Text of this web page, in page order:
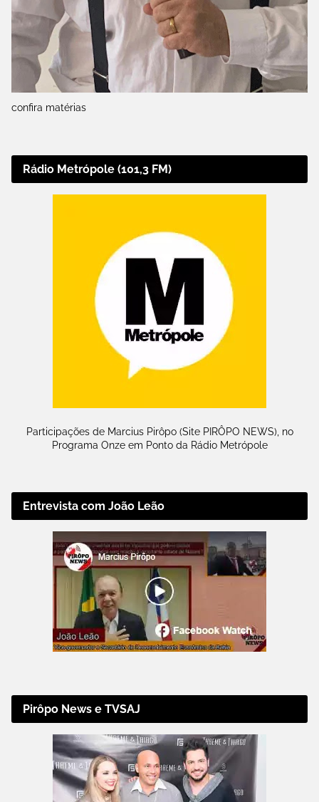
confira matérias
Rádio Metrópole (101,3 FM)
Participações de Marcius Pirôpo (Site PIRÔPO NEWS), no
Programa Onze em Ponto da Rádio Metrópole
Entrevista com João Leão
Pirôpo News e TVSAJ